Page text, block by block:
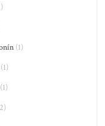
(1)
(1)